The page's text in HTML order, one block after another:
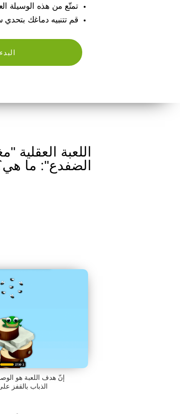
تمتّع من هذه الوسيلة
قم تتنبيه دماغك
اللعبة العقلية
الضفدع": ما
إنّ هدف اللعبة هو
الذباب بالقفز